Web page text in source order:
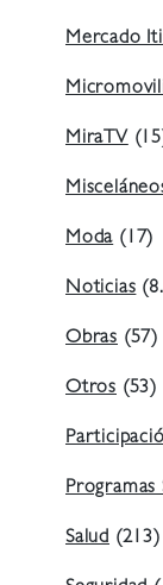
Mercado
MiraTV
Moda (17)
Noticias
Obras (57)
Otros (53)
Programas
Salud (213)